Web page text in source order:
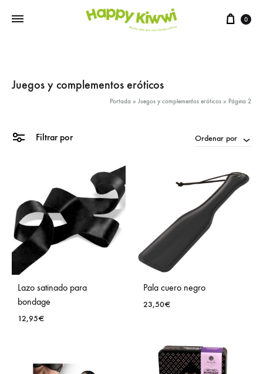
0
Juegos y complementos eróticos
Portada » Juegos y complementos eróticos » Página 2
Filtrar por Ordenar por
Lazo satinado para
bondage
12,95€
Pala cuero negro
23,50€